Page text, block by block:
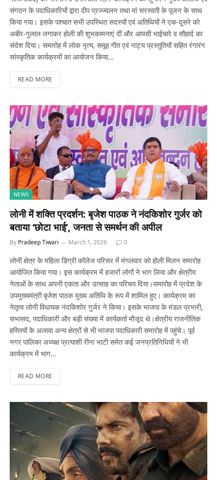
संगठन के पदाधिकारियों द्वारा दीप प्रज्ज्वलन तथा मां सरस्वती के पूजन के साथ
किया गया। इसके पश्चात सभी उपस्थित सदस्यों एवं अतिथियों ने एक-दूसरे को
अबीर-गुलाल लगाकर होली की शुभकामनाएं दीं और आपसी भाईचारे व सौहार्द का
संदेश दिया। समारोह में लोक नृत्य, समूह गीत एवं नाट्य प्रस्तुतियों सहित रंगारंग
सांस्कृतिक कार्यक्रमों का आयोजन किया…
READ MORE
NEWS
लोनी में शक्ति प्रदर्शन: बृजेश पाठक ने नंदकिशोर गुर्जर को
बताया ‘छोटा भाई’, जनता से समर्थन की अपील
By Pradeep Tiwari March 1, 2026 0
लोनी क्षेत्र के महिला डिग्री कॉलेज परिसर में मंगलवार को होली मिलन समारोह
आयोजित किया गया। इस कार्यक्रम में हजारों लोगों ने भाग लिया और क्षेत्रीय
नेताओं के साथ अपनी एकता और उत्साह का परिचय दिया।समारोह में प्रदेश के
उपमुख्यमंत्री बृजेश पाठक मुख्य अतिथि के रूप में शामिल हुए। कार्यक्रम का
नेतृत्व लोनी विधायक नंदकिशोर गुर्जर ने किया। इसके भाजपा के मंडल प्रभारी,
सभासद, पदाधिकारी और बड़ी संख्या में कार्यकर्ता मौजूद थे।क्षेत्रीय राजनीतिक
हस्तियों के अलावा अन्य क्षेत्रों से भी भाजपा पदाधिकारी समारोह में पहुंचे। पूर्व
नगर पालिका अध्यक्ष प्रत्याशी रीना भाटी समेत कई जनप्रतिनिधियों ने भी
कार्यक्रम में भाग…
READ MORE